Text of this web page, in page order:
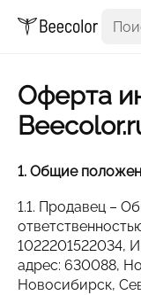
Оферта
1. Общие
1.1. Продавец –
1022201522034,
адрес: 630088,
Новосибирск,